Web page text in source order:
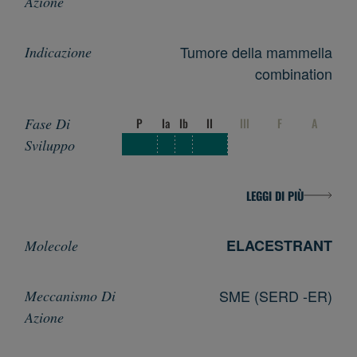
Tumore della mammella
combination
P Ia Ib II III F A
LEGGI DI PIÙ
ELACESTRANT
SME (SERD -ER)